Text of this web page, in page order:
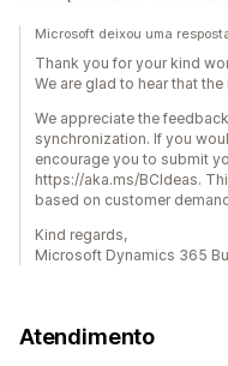
Microsoft deixou uma
Thank you for your kind
We are glad to hear that
We appreciate the
synchronization. If you
encourage you to submit
https://aka.ms/BCIdeas.
based on customer
Kind regards,
Microsoft Dynamics 365
Atendimento